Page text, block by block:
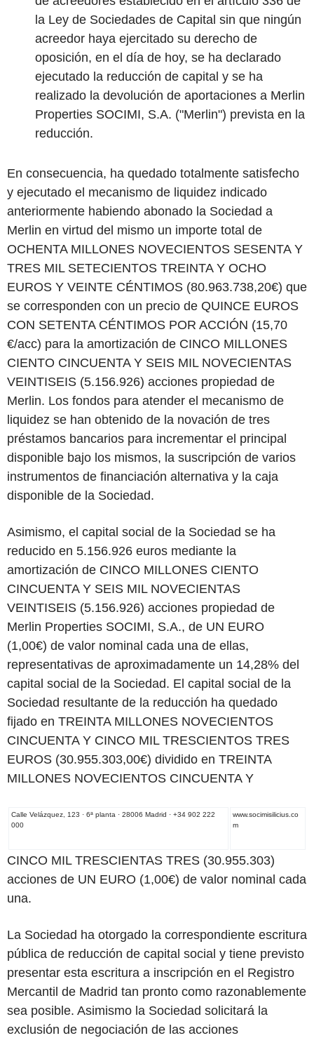
la Ley de Sociedades de Capital sin que ningún
acreedor haya ejercitado su derecho de
oposición, en el día de hoy, se ha declarado
ejecutado la reducción de capital y se ha
realizado la devolución de aportaciones a Merlin
Properties SOCIMI, S.A. ("Merlin") prevista en la
reducción.
En consecuencia, ha quedado totalmente satisfecho
y ejecutado el mecanismo de liquidez indicado
anteriormente habiendo abonado la Sociedad a
Merlin en virtud del mismo un importe total de
OCHENTA MILLONES NOVECIENTOS SESENTA Y
TRES MIL SETECIENTOS TREINTA Y OCHO
EUROS Y VEINTE CÉNTIMOS (80.963.738,20€) que
se corresponden con un precio de QUINCE EUROS
CON SETENTA CÉNTIMOS POR ACCIÓN (15,70
€/acc) para la amortización de CINCO MILLONES
CIENTO CINCUENTA Y SEIS MIL NOVECIENTAS
VEINTISEIS (5.156.926) acciones propiedad de
Merlin. Los fondos para atender el mecanismo de
liquidez se han obtenido de la novación de tres
préstamos bancarios para incrementar el principal
disponible bajo los mismos, la suscripción de varios
instrumentos de financiación alternativa y la caja
disponible de la Sociedad.
Asimismo, el capital social de la Sociedad se ha
reducido en 5.156.926 euros mediante la
amortización de CINCO MILLONES CIENTO
CINCUENTA Y SEIS MIL NOVECIENTAS
VEINTISEIS (5.156.926) acciones propiedad de
Merlin Properties SOCIMI, S.A., de UN EURO
(1,00€) de valor nominal cada una de ellas,
representativas de aproximadamente un 14,28% del
capital social de la Sociedad. El capital social de la
Sociedad resultante de la reducción ha quedado
fijado en TREINTA MILLONES NOVECIENTOS
CINCUENTA Y CINCO MIL TRESCIENTOS TRES
EUROS (30.955.303,00€) dividido en TREINTA
MILLONES NOVECIENTOS CINCUENTA Y
Calle Velázquez, 123 · 6ª planta · 28006 Madrid · +34 902 222
000
www.socimisilicius.co
m
CINCO MIL TRESCIENTAS TRES (30.955.303)
acciones de UN EURO (1,00€) de valor nominal cada
una.
La Sociedad ha otorgado la correspondiente escritura
pública de reducción de capital social y tiene previsto
presentar esta escritura a inscripción en el Registro
Mercantil de Madrid tan pronto como razonablemente
sea posible. Asimismo la Sociedad solicitará la
exclusión de negociación de las acciones